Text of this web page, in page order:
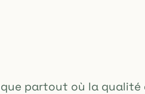
partout où la qualité